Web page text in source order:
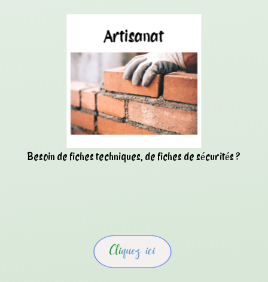
Besoin de fiches techniques, de fiches de sécurités ?